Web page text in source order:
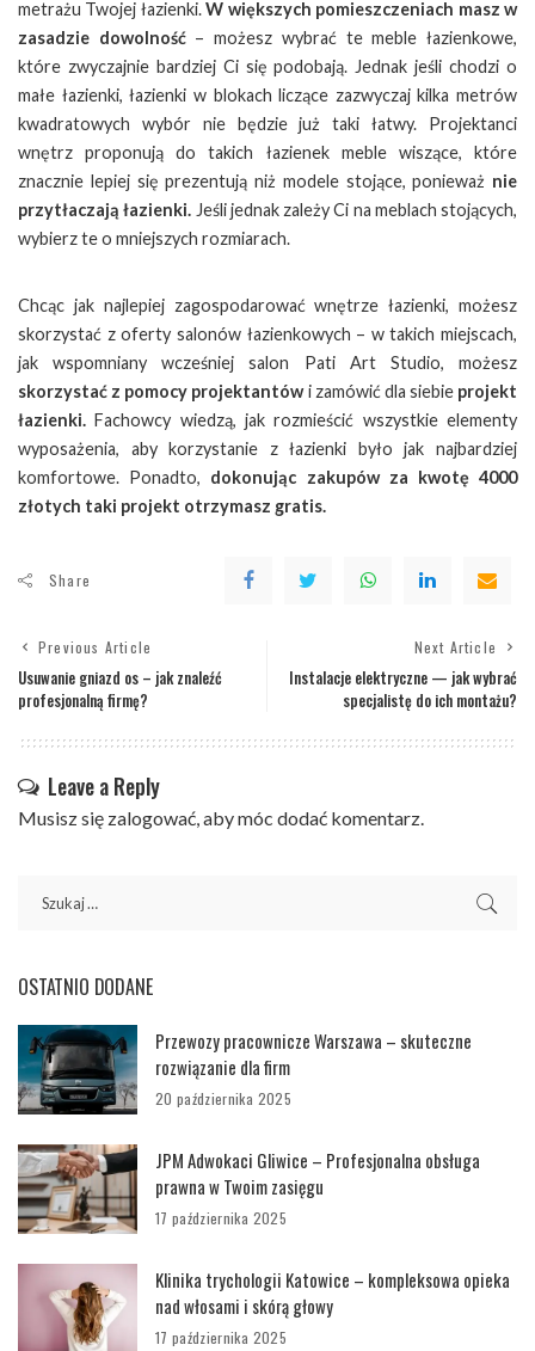
metrażu Twojej łazienki.W większych pomieszczeniach masz w
zasadzie dowolność– możesz wybrać te meble łazienkowe,
które zwyczajnie bardziej Ci się podobają. Jednak jeśli chodzi o
małe łazienki, łazienki w blokach liczące zazwyczaj kilka metrów
kwadratowych wybór nie będzie już taki łatwy. Projektanci
wnętrz proponują do takich łazienek meble wiszące, które
znacznie lepiej się prezentują niż modele stojące, ponieważ nie
przytłaczają łazienki. Jeśli jednak zależy Ci na meblach stojących,
wybierz te o mniejszych rozmiarach.
Chcąc jak najlepiej zagospodarować wnętrze łazienki, możesz
skorzystać z oferty salonów łazienkowych – w takich miejscach,
jak wspomniany wcześniej salon Pati Art Studio, możesz
skorzystać z pomocy projektantówi zamówić dla siebie projekt
łazienki. Fachowcy wiedzą, jak rozmieścić wszystkie elementy
wyposażenia, aby korzystanie z łazienki było jak najbardziej
komfortowe. Ponadto, dokonując zakupów za kwotę 4000
złotych taki projekt otrzymasz gratis.
Share
Previous Article
Usuwanie gniazd os – jak znaleźć
profesjonalną firmę?
Next Article
Instalacje elektryczne — jak wybrać
specjalistę do ich montażu?
Leave a Reply
Musisz się zalogować, aby móc dodać komentarz.
OSTATNIO DODANE
Przewozy pracownicze Warszawa – skuteczne
rozwiązanie dla firm
20 października 2025
JPM Adwokaci Gliwice – Profesjonalna obsługa
prawna w Twoim zasięgu
17 października 2025
Klinika trychologii Katowice – kompleksowa opieka
nad włosami i skórą głowy
17 października 2025